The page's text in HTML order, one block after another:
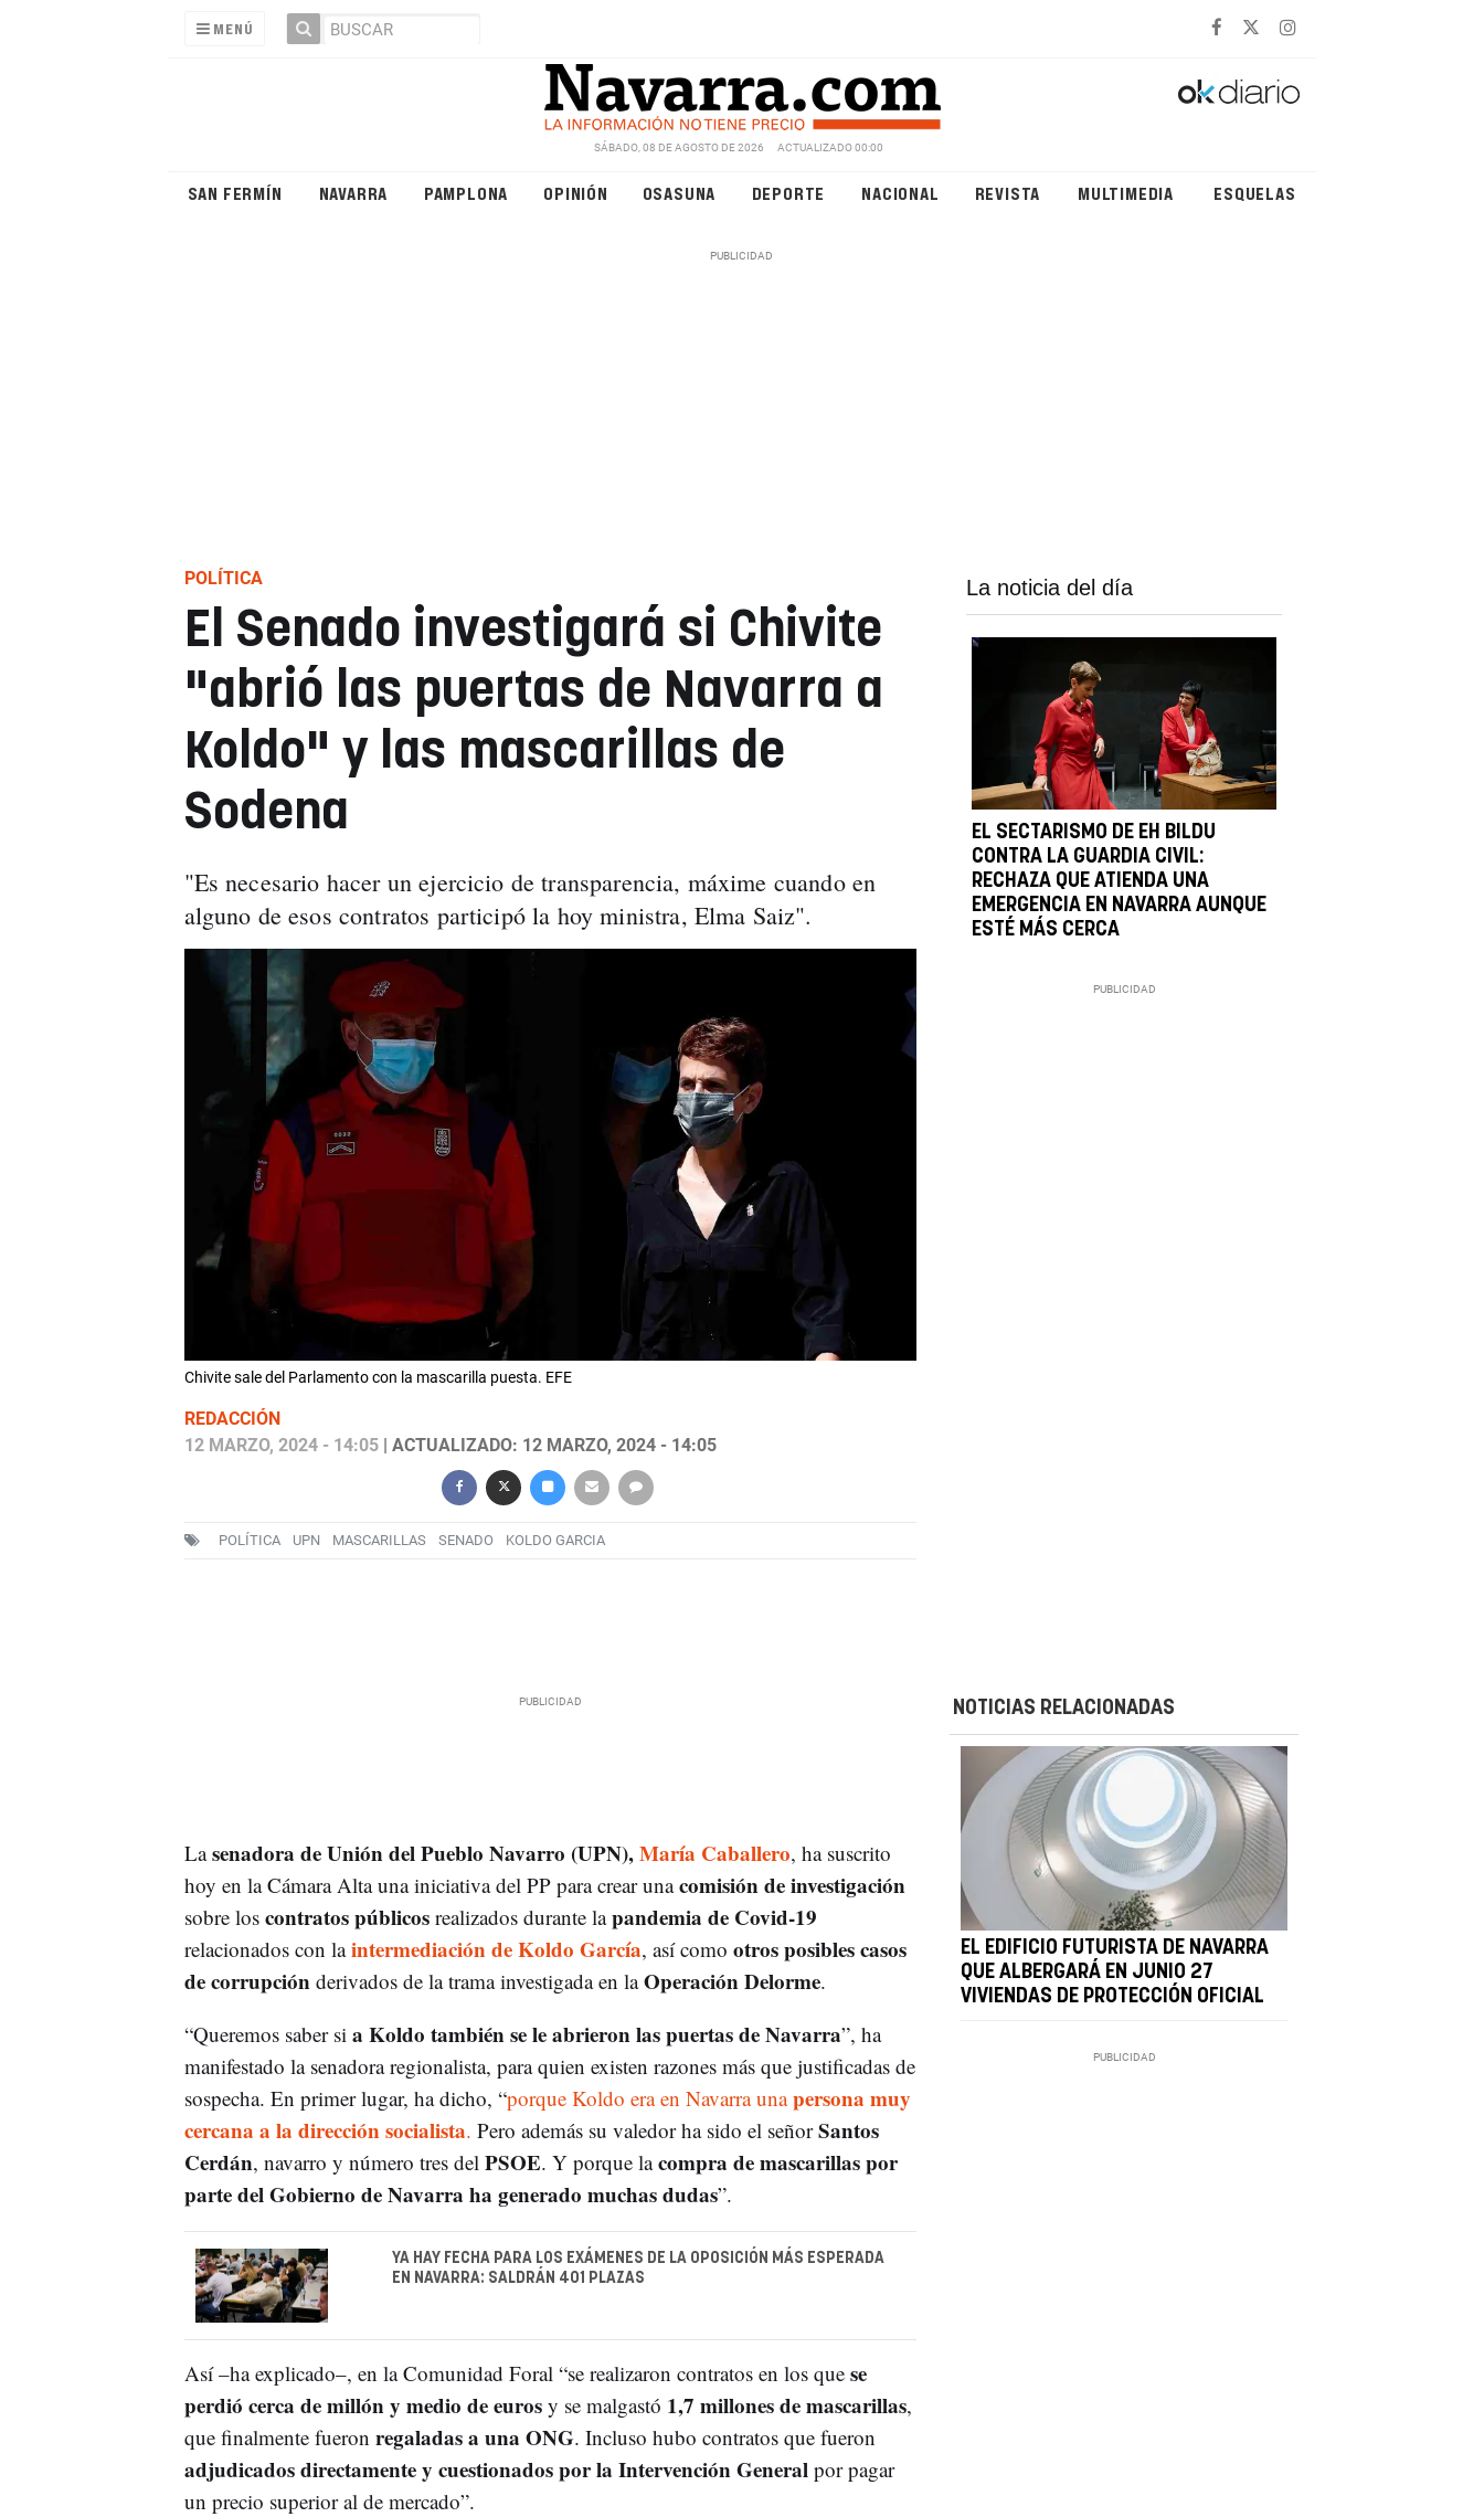
MENÚ
SÁBADO, 08 DE AGOSTO DE 2026 ACTUALIZADO 00:00
SAN FERMÍN NAVARRA PAMPLONA OPINIÓN OSASUNA DEPORTE NACIONAL REVISTA MULTIMEDIA ESQUELAS
POLÍTICA
El Senado investigará si Chivite
"abrió las puertas de Navarra a
Koldo" y las mascarillas de
Sodena
"Es necesario hacer un ejercicio de transparencia, máxime cuando en
alguno de esos contratos participó la hoy ministra, Elma Saiz".
Chivite sale del Parlamento con la mascarilla puesta. EFE
REDACCIÓN
12 MARZO, 2024 - 14:05| ACTUALIZADO: 12 MARZO, 2024 - 14:05
POLÍTICA UPN MASCARILLAS SENADO KOLDO GARCIA
La noticia del día
EL SECTARISMO DE EH BILDU
CONTRA LA GUARDIA CIVIL:
RECHAZA QUE ATIENDA UNA
EMERGENCIA EN NAVARRA AUNQUE
ESTÉ MÁS CERCA
Lasenadora de Unión del Pueblo Navarro (UPN),María Caballero, ha suscrito
hoy en la Cámara Alta una iniciativa del PP para crear unacomisión de investigación
sobre loscontratos públicos realizados durante lapandemia de Covid-19
relacionados con laintermediación de Koldo García, así como otros posibles casos
de corrupción derivados de la trama investigada en laOperación Delorme.
“Queremos saber si a Koldo también se le abrieron las puertas de Navarra”, ha
manifestado la senadora regionalista, para quien existen razones más que justificadas de
sospecha. En primer lugar, ha dicho, “porque Koldo era en Navarra unapersona muy
cercana a la dirección socialista. Pero además su valedor ha sido el señorSantos
Cerdán, navarro y número tres del PSOE. Y porque lacompra de mascarillas por
parte del Gobierno de Navarra ha generado muchas dudas”.
YA HAY FECHA PARA LOS EXÁMENES DE LA OPOSICIÓN MÁS ESPERADA
EN NAVARRA: SALDRÁN 401 PLAZAS
Así –ha explicado–, en la Comunidad Foral “se realizaron contratos en los que se
perdió cerca de millón y medio de eurosy se malgastó 1,7 millones de mascarillas,
que finalmente fueron regaladas a una ONG. Incluso hubo contratos que fueron
adjudicados directamente y cuestionados por la Intervención General por pagar
un precio superior al de mercado”.
NOTICIAS RELACIONADAS
EL EDIFICIO FUTURISTA DE NAVARRA
QUE ALBERGARÁ EN JUNIO 27
VIVIENDAS DE PROTECCIÓN OFICIAL